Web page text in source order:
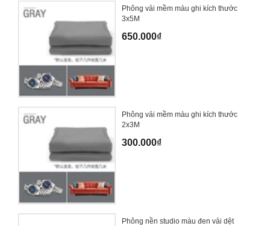
Phông vải mềm màu ghi kích thước
3x5M
650.000₫
Phông vải mềm màu ghi kích thước
2x3M
300.000₫
Phông nền studio màu đen vải dệt